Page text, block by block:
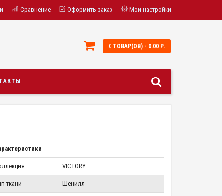
Сравнение Оформить заказ Мои настройки
0 ТОВАР(ОВ) - 0.00 Р.
VICTORY
ткани Шенилл